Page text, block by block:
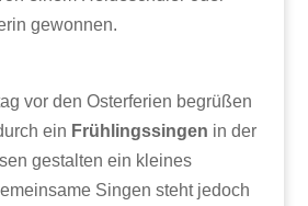
gewonnen.
vor den Osterferien begrüßen
ein Frühlingssingen in der
gestalten ein kleines
Singen steht jedoch